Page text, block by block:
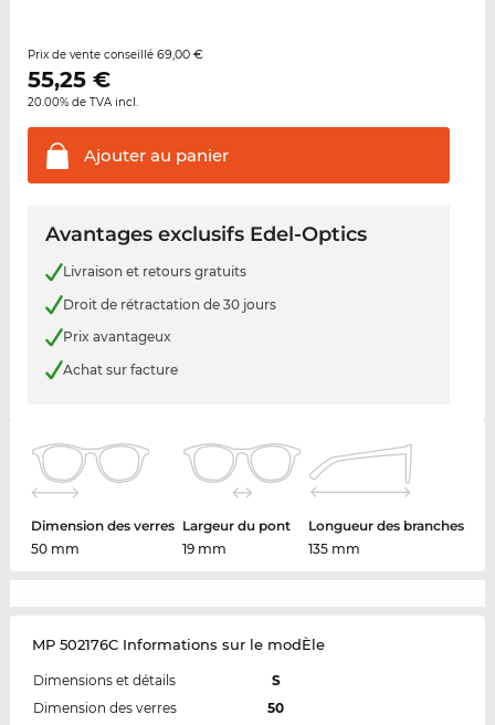
Prix de vente conseillé 69,00 €
55,25€
20.00% de TVA incl.
Ajouter au panier
Avantages exclusifs Edel-Optics
Livraison et retours gratuits
Droit de rétractation de 30 jours
Prix avantageux
Achat sur facture
Dimension des verres
50 mm
Largeur du pont
19 mm
Longueur des branches
135 mm
MP 502176C Informations sur le modÈle
Dimensions et détails
S
Dimension des verres
50